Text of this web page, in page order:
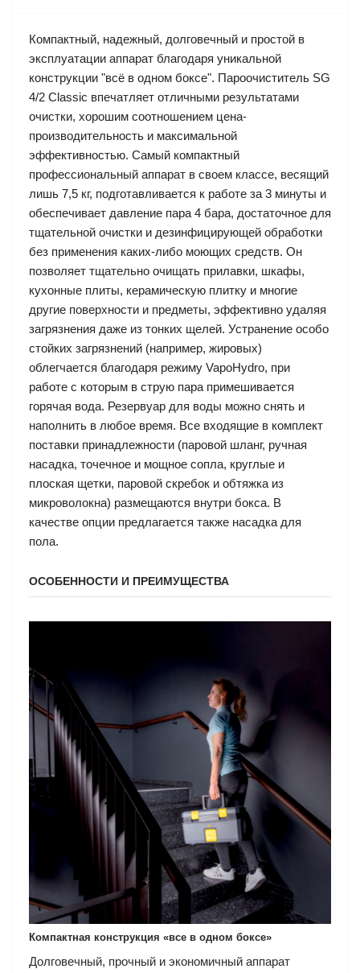
Компактный, надежный, долговечный и простой в
эксплуатации аппарат благодаря уникальной
конструкции "всё в одном боксе". Пароочиститель SG
4/2 Classic впечатляет отличными результатами
очистки, хорошим соотношением цена-
производительность и максимальной
эффективностью. Самый компактный
профессиональный аппарат в своем классе, весящий
лишь 7,5 кг, подготавливается к работе за 3 минуты и
обеспечивает давление пара 4 бара, достаточное для
тщательной очистки и дезинфицирующей обработки
без применения каких-либо моющих средств. Он
позволяет тщательно очищать прилавки, шкафы,
кухонные плиты, керамическую плитку и многие
другие поверхности и предметы, эффективно удаляя
загрязнения даже из тонких щелей. Устранение особо
стойких загрязнений (например, жировых)
облегчается благодаря режиму VapoHydro, при
работе с которым в струю пара примешивается
горячая вода. Резервуар для воды можно снять и
наполнить в любое время. Все входящие в комплект
поставки принадлежности (паровой шланг, ручная
насадка, точечное и мощное сопла, круглые и
плоская щетки, паровой скребок и обтяжка из
микроволокна) размещаются внутри бокса. В
качестве опции предлагается также насадка для
пола.
ОСОБЕННОСТИ И ПРЕИМУЩЕСТВА
Компактная конструкция «все в одном боксе»
Долговечный, прочный и экономичный аппарат